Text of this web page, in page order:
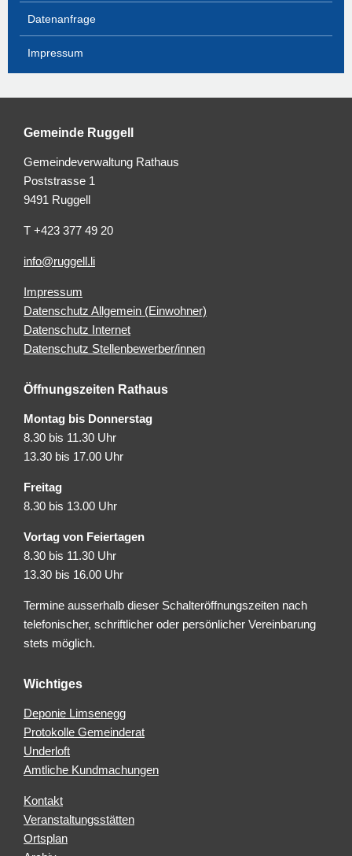
Datenanfrage
Impressum
Gemeinde Ruggell
Gemeindeverwaltung Rathaus
Poststrasse 1
9491 Ruggell
T +423 377 49 20
info@ruggell.li
Impressum
Datenschutz Allgemein (Einwohner)
Datenschutz Internet
Datenschutz Stellenbewerber/innen
Öffnungszeiten Rathaus
Montag bis Donnerstag
8.30 bis 11.30 Uhr
13.30 bis 17.00 Uhr
Freitag
8.30 bis 13.00 Uhr
Vortag von Feiertagen
8.30 bis 11.30 Uhr
13.30 bis 16.00 Uhr
Termine ausserhalb dieser Schalteröffnungszeiten nach
telefonischer, schriftlicher oder persönlicher Vereinbarung
stets möglich.
Wichtiges
Deponie Limsenegg
Protokolle Gemeinderat
Underloft
Amtliche Kundmachungen
Kontakt
Veranstaltungsstätten
Ortsplan